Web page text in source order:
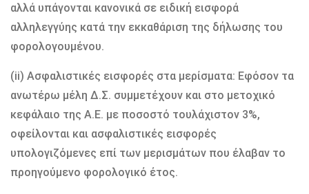
αλλά υπάγονται κανονικά σε ειδική εισφορά
αλληλεγγύης κατά την εκκαθάριση της δήλωσης του
φορολογουμένου.
(ii) Ασφαλιστικές εισφορές στα μερίσματα: Εφόσον τα
ανωτέρω μέλη Δ.Σ. συμμετέχουν και στο μετοχικό
κεφάλαιο της Α.Ε. με ποσοστό τουλάχιστον 3%,
οφείλονται και ασφαλιστικές εισφορές
υπολογιζόμενες επί των μερισμάτων που έλαβαν το
προηγούμενο φορολογικό έτος.